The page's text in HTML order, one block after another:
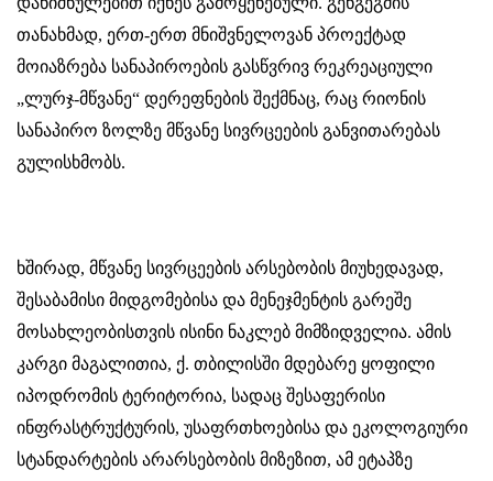
თანახმად, ერთ-ერთ მნიშვნელოვან პროექტად
მოიაზრება სანაპიროების გასწვრივ რეკრეაციული
„ლურჯ-მწვანე“ დერეფნების შექმნაც, რაც რიონის
სანაპირო ზოლზე მწვანე სივრცეების განვითარებას
გულისხმობს.
ხშირად, მწვანე სივრცეების არსებობის მიუხედავად,
შესაბამისი მიდგომებისა და მენეჯმენტის გარეშე
მოსახლეობისთვის ისინი ნაკლებ მიმზიდველია. ამის
კარგი მაგალითია, ქ. თბილისში მდებარე ყოფილი
იპოდრომის ტერიტორია, სადაც შესაფერისი
ინფრასტრუქტურის, უსაფრთხოებისა და ეკოლოგიური
სტანდარტების არარსებობის მიზეზით, ამ ეტაპზე